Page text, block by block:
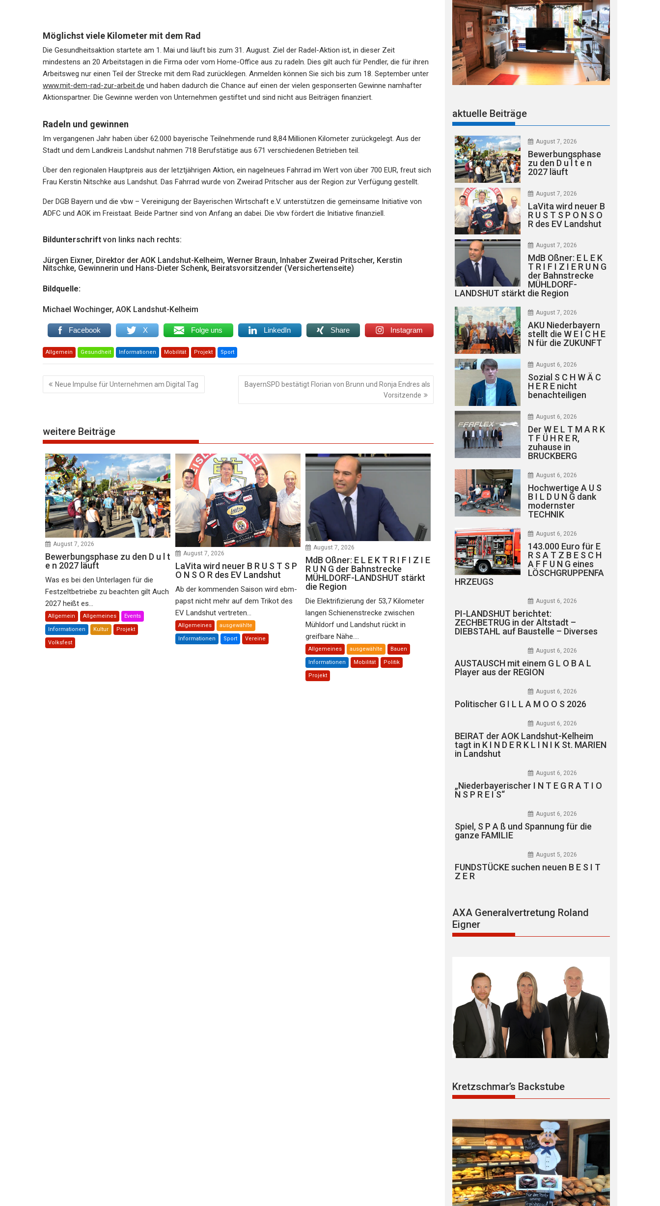
Möglichst viele Kilometer mit dem Rad
Die Gesundheitsaktion startete am 1. Mai und läuft bis zum 31. August. Ziel der Radel-Aktion ist, in dieser Zeit
mindestens an 20 Arbeitstagen in die Firma oder vom Home-Office aus zu radeln. Dies gilt auch für Pendler, die für ihren
Arbeitsweg nur einen Teil der Strecke mit dem Rad zurücklegen. Anmelden können Sie sich bis zum 18. September unter
www.mit-dem-rad-zur-arbeit.de und haben dadurch die Chance auf einen der vielen gesponserten Gewinne namhafter
Aktionspartner. Die Gewinne werden von Unternehmen gestiftet und sind nicht aus Beiträgen finanziert.
Radeln und gewinnen
Im vergangenen Jahr haben über 62.000 bayerische Teilnehmende rund 8,84 Millionen Kilometer zurückgelegt. Aus der
Stadt und dem Landkreis Landshut nahmen 718 Berufstätige aus 671 verschiedenen Betrieben teil.
Über den regionalen Hauptpreis aus der letztjährigen Aktion, ein nagelneues Fahrrad im Wert von über 700 EUR, freut sich
Frau Kerstin Nitschke aus Landshut. Das Fahrrad wurde von Zweirad Pritscher aus der Region zur Verfügung gestellt.
Der DGB Bayern und die vbw – Vereinigung der Bayerischen Wirtschaft e.V. unterstützen die gemeinsame Initiative von
ADFC und AOK im Freistaat. Beide Partner sind von Anfang an dabei. Die vbw fördert die Initiative finanziell.
Bildunterschrift von links nach rechts:
Jürgen Eixner, Direktor der AOK Landshut-Kelheim, Werner Braun, Inhaber Zweirad Pritscher, Kerstin
Nitschke, Gewinnerin und Hans-Dieter Schenk, Beiratsvorsitzender (Versichertenseite)
Bildquelle:
Michael Wochinger, AOK Landshut-Kelheim
Facebook X Folge uns LinkedIn Share Instagram
Allgemein Gesundheit Informationen Mobilität Projekt Sport
Beitragsnavigation
Neue Impulse für Unternehmen am Digital Tag
BayernSPD bestätigt Florian von Brunn und Ronja Endres als
Vorsitzende
weitere Beiträge
August 7, 2026
Bewerbungsphase zu den D u l t
e n 2027 läuft
Was es bei den Unterlagen für die
Festzeltbetriebe zu beachten gilt Auch
2027 heißt es...
Allgemein Allgemeines Events
Informationen Kultur Projekt
Volksfest
August 7, 2026
LaVita wird neuer B R U S T S P
O N S O R des EV Landshut
Ab der kommenden Saison wird ebm-
papst nicht mehr auf dem Trikot des
EV Landshut vertreten...
Allgemeines ausgewählte
Informationen Sport Vereine
August 7, 2026
MdB Oßner: E L E K T R I F I Z I E
R U N G der Bahnstrecke
MÜHLDORF-LANDSHUT stärkt
die Region
Die Elektrifizierung der 53,7 Kilometer
langen Schienenstrecke zwischen
Mühldorf und Landshut rückt in
greifbare Nähe....
Allgemeines ausgewählte Bauen
Informationen Mobilität Politik
Projekt
aktuelle Beiträge
August 7, 2026
Bewerbungsphase
zu den D u l t e n
2027 läuft
August 7, 2026
LaVita wird neuer B
R U S T S P O N S O
R des EV Landshut
August 7, 2026
MdB Oßner: E L E K
T R I F I Z I E R U N G
der Bahnstrecke
MÜHLDORF-
LANDSHUT stärkt die Region
August 7, 2026
AKU Niederbayern
stellt die W E I C H E
N für die ZUKUNFT
August 6, 2026
Sozial S C H W Ä C
H E R E nicht
benachteiligen
August 6, 2026
Der W E L T M A R K
T F Ü H R E R,
zuhause in
BRUCKBERG
August 6, 2026
Hochwertige A U S
B I L D U N G dank
modernster
TECHNIK
August 6, 2026
143.000 Euro für E
R S A T Z B E S C H
A F F U N G eines
LÖSCHGRUPPENFA
HRZEUGS
August 6, 2026
PI-LANDSHUT berichtet:
ZECHBETRUG in der Altstadt –
DIEBSTAHL auf Baustelle – Diverses
August 6, 2026
AUSTAUSCH mit einem G L O B A L
Player aus der REGION
August 6, 2026
Politischer G I L L A M O O S 2026
August 6, 2026
BEIRAT der AOK Landshut-Kelheim
tagt in K I N D E R K L I N I K St. MARIEN
in Landshut
August 6, 2026
„Niederbayerischer I N T E G R A T I O
N S P R E I S“
August 6, 2026
Spiel, S P A ß und Spannung für die
ganze FAMILIE
August 5, 2026
FUNDSTÜCKE suchen neuen B E S I T
Z E R
AXA Generalvertretung Roland
Eigner
Kretzschmar’s Backstube